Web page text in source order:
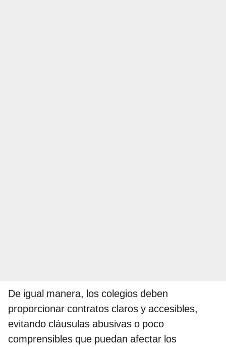
De igual manera, los colegios deben
proporcionar contratos claros y accesibles,
evitando cláusulas abusivas o poco
comprensibles que puedan afectar los